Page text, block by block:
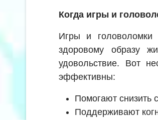
Когда игры и
Игры и головоломки
здоровому образу
удовольствие. Вот
эффективны:
Помогают снизить
Поддерживают